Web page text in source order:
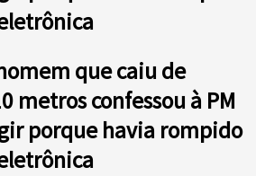
que caiu de
metros confessou à PM
porque havia rompido